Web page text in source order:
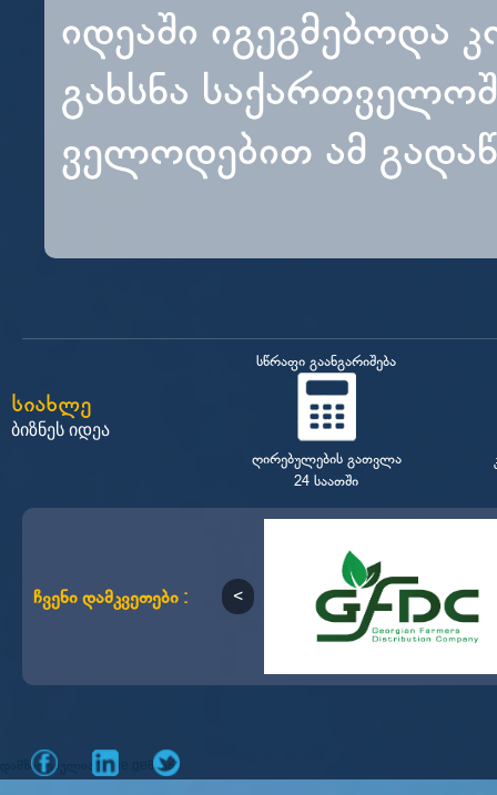
იდეაში იგეგმებოდა
გახსნა
ველოდებით ამ
სიახლე
ბიზნეს იდეა
სწრაფი გაანგარიშება
ღირებულების გათვლა
24 საათში
ჩვენი დამკვეთები :
დამზადებულია mone.ge მიერ